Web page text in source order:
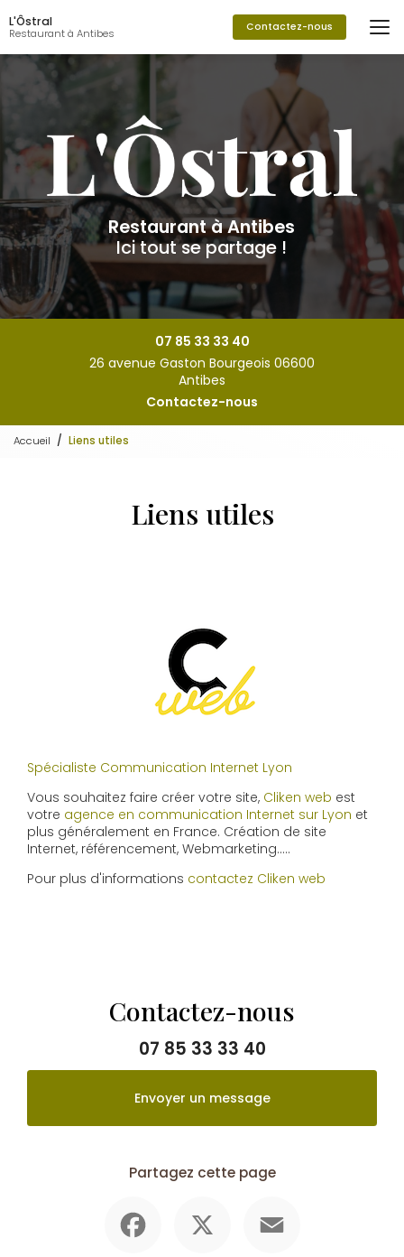
au
contenu
principal
L'Ôstral
Restaurant à Antibes Contactez-nous
Restaurant à Antibes
Ici tout se partage !
07 85 33 33 40
26 avenue Gaston Bourgeois 06600
Antibes
Contactez-nous
Accueil Liens utiles
Liens utiles
Spécialiste Communication Internet Lyon
Vous souhaitez faire créer votre site, Cliken web est
votre agence en communication Internet sur Lyon et
plus généralement en France. Création de site
Internet, référencement, Webmarketing…..
Pour plus d'informations contactez Cliken web
Contactez-nous
07 85 33 33 40
Envoyer un message
Partagez cette page